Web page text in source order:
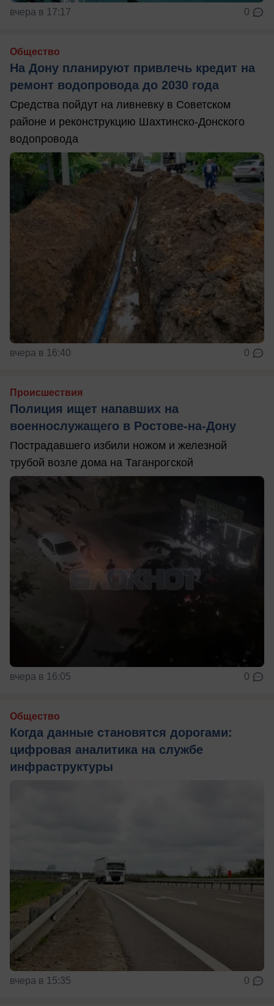
вчера в 17:17 0
Общество
На Дону планируют привлечь кредит на
ремонт водопровода до 2030 года
Средства пойдут на ливневку в Советском
районе и реконструкцию Шахтинско-Донского
водопровода
вчера в 16:40 0
Происшествия
Полиция ищет напавших на
военнослужащего в Ростове-на-Дону
Пострадавшего избили ножом и железной
трубой возле дома на Таганрогской
вчера в 16:05 0
Общество
Когда данные становятся дорогами:
цифровая аналитика на службе
инфраструктуры
вчера в 15:35 0